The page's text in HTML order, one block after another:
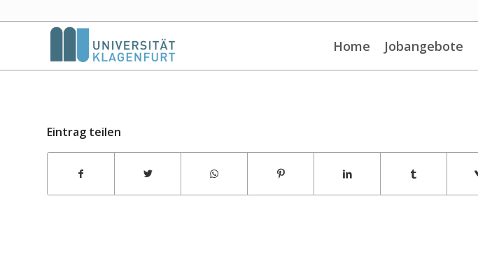
Home Jobangebote
Eintrag teilen